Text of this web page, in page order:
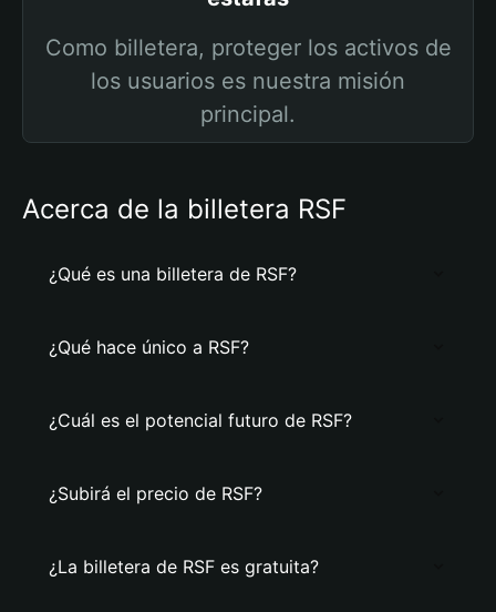
Como billetera, proteger los activos de
los usuarios es nuestra misión
principal.
Acerca de la billetera RSF
¿Qué es una billetera de RSF?
¿Qué hace único a RSF?
¿Cuál es el potencial futuro de RSF?
¿Subirá el precio de RSF?
¿La billetera de RSF es gratuita?